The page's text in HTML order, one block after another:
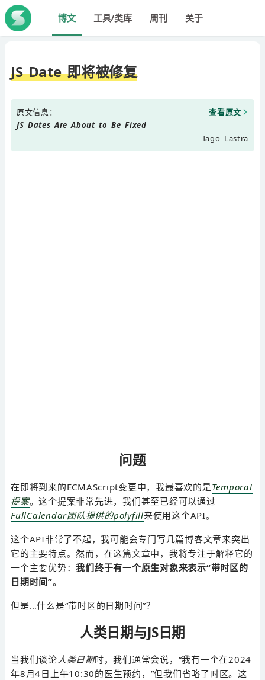
博文 工具/类库 周刊 关于
JS Date 即将被修复
原文信息：
查看原文
JS Dates Are About to Be Fixed
- Iago Lastra
问题
在即将到来的ECMAScript变更中，我最喜欢的是Temporal
提案。这个提案非常先进，我们甚至已经可以通过
FullCalendar团队提供的polyfill来使用这个API。
这个API非常了不起，我可能会专门写几篇博客文章来突出
它的主要特点。然而，在这篇文章中，我将专注于解释它的
一个主要优势：我们终于有一个原生对象来表示“带时区的
日期时间”。
但是…什么是“带时区的日期时间”？
人类日期与JS日期
当我们谈论 人类日期时，我们通常会说，“我有一个在2024
年8月4日上午10:30的医生预约，”但我们省略了时区。这